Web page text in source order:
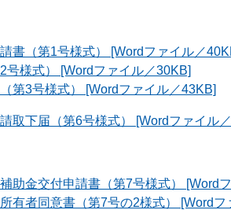
書（第1号様式） [Wordファイル／
号様式） [Wordファイル／30KB]
第3号様式） [Wordファイル／43KB]
取下届（第6号様式） [Wordファイル
補助金交付申請書（第7号様式） [Word
所有者同意書（第7号の2様式） [Wordフ